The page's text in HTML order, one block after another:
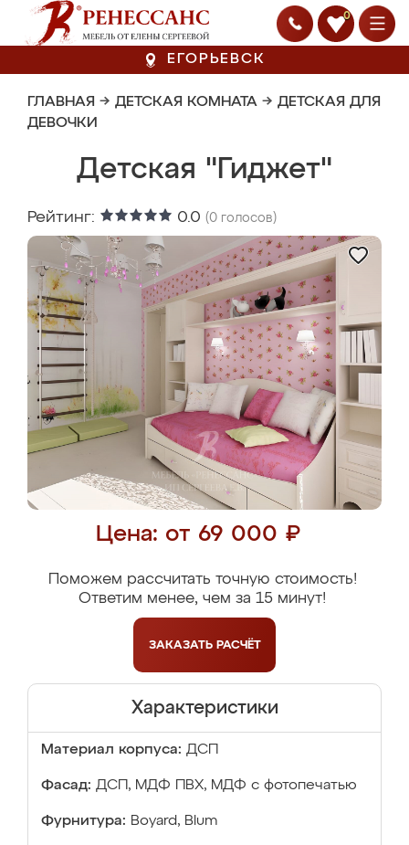
0
ЕГОРЬЕВСК
ГЛАВНАЯ → ДЕТСКАЯ КОМНАТА → ДЕТСКАЯ ДЛЯ
ДЕВОЧКИ
Детская "Гиджет"
Рейтинг: 0.0 (0 голосов)
Цена: от 69 000 ₽
Поможем рассчитать точную стоимость!
Ответим менее, чем за 15 минут!
ЗАКАЗАТЬ РАСЧЁТ
Характеристики
Материал корпуса: ДСП
Фасад: ДСП, МДФ ПВХ, МДФ с фотопечатью
Фурнитура: Boyard, Blum